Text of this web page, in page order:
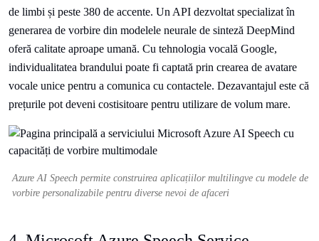
de limbi și peste 380 de accente. Un API dezvoltat specializat în
generarea de vorbire din modelele neurale de sinteză DeepMind
oferă calitate aproape umană. Cu tehnologia vocală Google,
individualitatea brandului poate fi captată prin crearea de avatare
vocale unice pentru a comunica cu contactele. Dezavantajul este că
prețurile pot deveni costisitoare pentru utilizare de volum mare.
Azure AI Speech permite construirea aplicațiilor multilingve cu modele de
vorbire personalizabile pentru diverse nevoi de afaceri